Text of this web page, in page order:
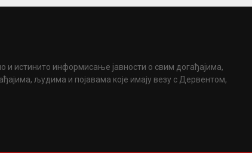
и истинито информисање јавности о свим догађајима,
људима и појавама које имају везу с Дервентом,